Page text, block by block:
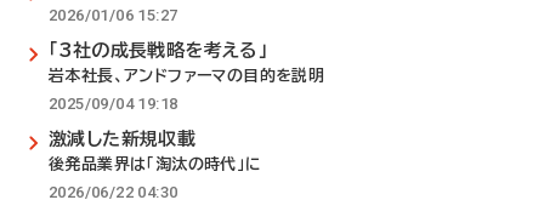
2026/01/06 15:27
「3社の成長戦略を考える」
岩本社長、アンドファーマの目的を説明
2025/09/04 19:18
激減した新規収載
後発品業界は「淘汰の時代」に
2026/06/22 04:30